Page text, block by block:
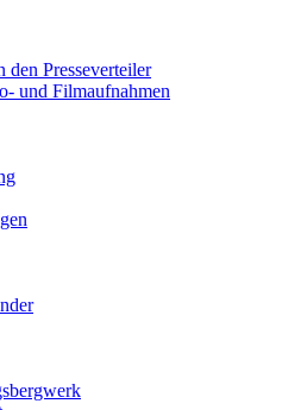
den Presseverteiler
und Filmaufnahmen